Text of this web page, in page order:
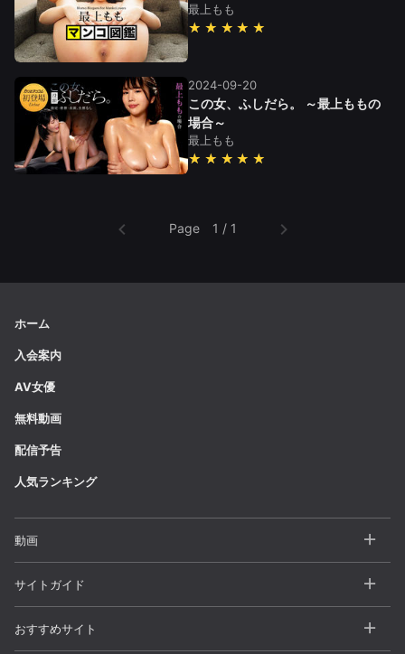
最上もも
★★★★★
2024-09-20
この女、ふしだら。 ～最上ももの
場合～
最上もも
★★★★★
Page 1 / 1
ホーム
入会案内
AV女優
無料動画
配信予告
人気ランキング
動画
全動画一覧
カテゴリー
シリーズ
サイトガイド
よくある質問 / FAQ
おすすめサイト